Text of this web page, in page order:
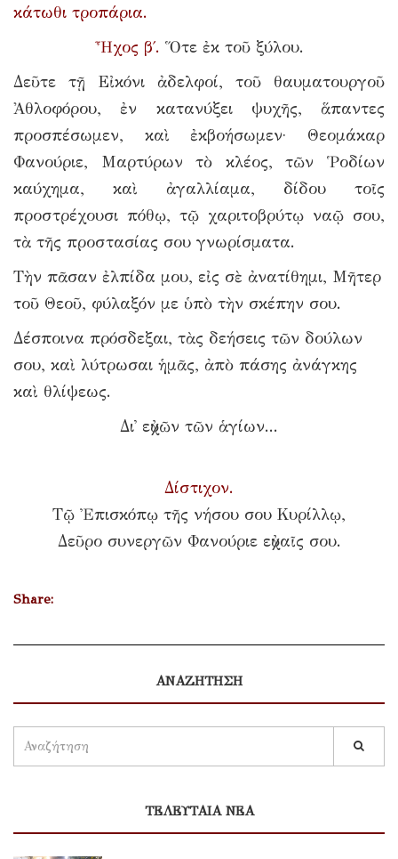
κάτωθι τροπάρια.
Ἦχος β΄. Ὅτε ἐκ τοῦ ξύλου.
Δεῦτε τῇ Εἰκόνι ἀδελφοί, τοῦ θαυματουργοῦ
Ἀθλοφόρου, ἐν κατανύξει ψυχῆς, ἅπαντες
προσπέσωμεν, καὶ ἐκβοήσωμεν· Θεομάκαρ
Φανούριε, Μαρτύρων τὸ κλέος, τῶν Ῥοδίων
καύχημα, καὶ ἀγαλλίαμα, δίδου τοῖς
προστρέχουσι πόθῳ, τῷ χαριτοβρύτῳ ναῷ σου,
τὰ τῆς προστασίας σου γνωρίσματα.
Τὴν πᾶσαν ἐλπίδα μου, εἰς σὲ ἀνατίθημι, Μῆτερ
τοῦ Θεοῦ, φύλαξόν με ὑπὸ τὴν σκέπην σου.
Δέσποινα πρόσδεξαι, τὰς δεήσεις τῶν δούλων
σου, καὶ λύτρωσαι ἡμᾶς, ἀπὸ πάσης ἀνάγκης
καὶ θλίψεως.
Δι᾿ εὐχῶν τῶν ἁγίων...
Δίστιχον.
Τῷ Ἐπισκόπῳ τῆς νήσου σου Κυρίλλῳ,
Δεῦρο συνεργῶν Φανούριε εὐχαῖς σου.
Share:
ΑΝΑΖΗΤΗΣΗ
ΤΕΛΕΥΤΑΙΑ ΝΕΑ